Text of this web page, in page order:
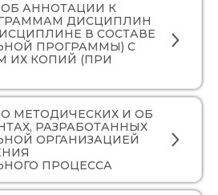
АННОТАЦИИ К
ДИСЦИПЛИН
В СОСТАВЕ
ПРОГРАММЫ) С
ИХ КОПИЙ (ПРИ
МЕТОДИЧЕСКИХ И ОБ
РАЗРАБОТАННЫХ
ОРГАНИЗАЦИЕЙ
ПРОЦЕССА